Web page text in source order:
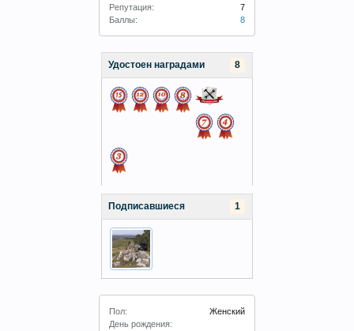
Репутация:
7
Баллы:
8
Удостоен наградами 8
Подписавшиеся 1
Пол:
Женский
День рождения: